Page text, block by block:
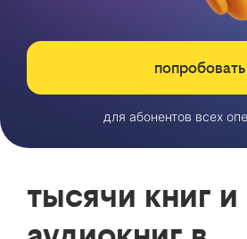
попробовать
для абонентов всех
тысячи книг и